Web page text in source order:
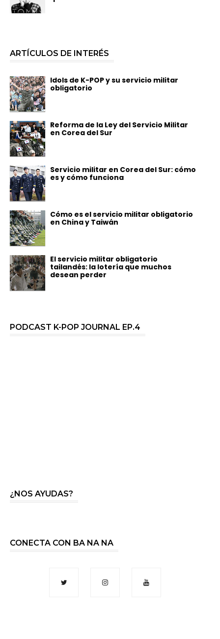
ARTÍCULOS DE INTERÉS
Idols de K-POP y su servicio militar
obligatorio
Reforma de la Ley del Servicio Militar
en Corea del Sur
Servicio militar en Corea del Sur: cómo
es y cómo funciona
Cómo es el servicio militar obligatorio
en China y Taiwán
El servicio militar obligatorio
tailandés: la lotería que muchos
desean perder
PODCAST K-POP JOURNAL EP.4
¿NOS AYUDAS?
CONECTA CON BA NA NA